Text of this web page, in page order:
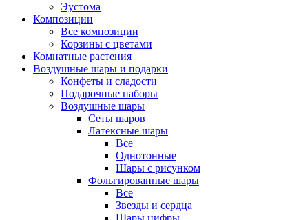
Эустома
Композиции
Все композиции
Корзины с цветами
Комнатные растения
Воздушные шары и подарки
Конфеты и сладости
Подарочные наборы
Воздушные шары
Сеты шаров
Латексные шары
Все
Однотонные
Шары с рисунком
Фольгированные шары
Все
Звезды и сердца
Шары цифры